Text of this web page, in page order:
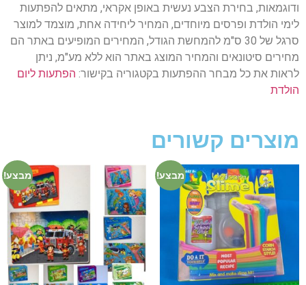
ודוגמאות, בחירת הצבע נעשית באופן אקראי, מתאים להפתעות
לימי הולדת ופרסים מיוחדים, המחיר ליחידה אחת, מוצמד למוצר
סרגל של 30 ס"מ להמחשת הגודל, המחירים המופיעים באתר הם
מחירים סיטונאים והמחיר המוצג באתר הוא ללא מע"מ, ניתן
לראות את כל מבחר ההפתעות בקטגוריה בקישור: הפתעות ליום
הולדת
מוצרים קשורים
מבצע! מבצע!